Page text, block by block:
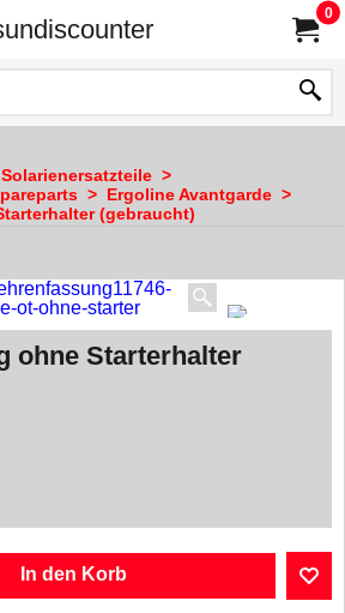
0
Solarienersatzteile >
> Ergoline Avantgarde >
(gebraucht)
ohne Starterhalter
In den Korb